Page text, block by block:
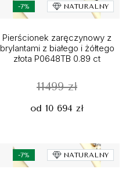
-7% NATURALNY
Pierścionek zaręczynowy z
brylantami z białego i żółtego
złota P0648TB 0.89 ct
11499 zł
od 10 694 zł
-7% NATURALNY